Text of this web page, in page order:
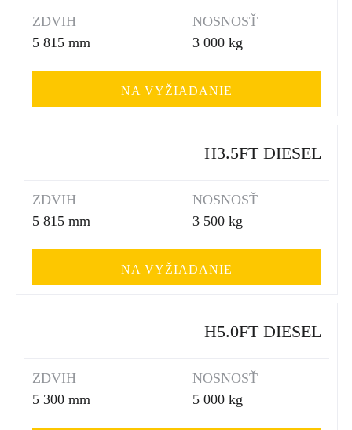
ZDVIH
5 815 mm
NOSNOSŤ
3 000 kg
NA VYŽIADANIE
H3.5FT DIESEL
ZDVIH
5 815 mm
NOSNOSŤ
3 500 kg
NA VYŽIADANIE
H5.0FT DIESEL
ZDVIH
5 300 mm
NOSNOSŤ
5 000 kg